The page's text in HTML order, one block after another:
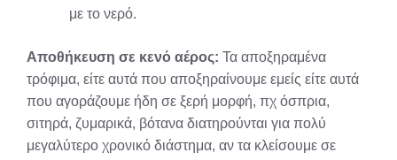
με το νερό.
Αποθήκευση σε κενό αέρος: Τα αποξηραμένα
τρόφιμα, είτε αυτά που αποξηραίνουμε εμείς είτε αυτά
που αγοράζουμε ήδη σε ξερή μορφή, πχ όσπρια,
σιτηρά, ζυμαρικά, βότανα διατηρούνται για πολύ
μεγαλύτερο χρονικό διάστημα, αν τα κλείσουμε σε